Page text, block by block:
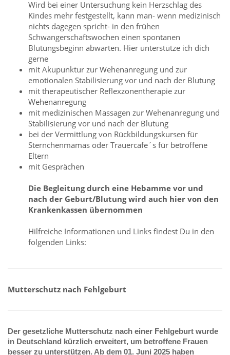
Wird bei einer Untersuchung kein Herzschlag des
Kindes mehr festgestellt, kann man- wenn medizinisch
nichts dagegen spricht- in den frühen
Schwangerschaftswochen einen spontanen
Blutungsbeginn abwarten. Hier unterstütze ich dich
gerne
mit Akupunktur zur Wehenanregung und zur
emotionalen Stabilisierung vor und nach der Blutung
mit therapeutischer Reflexzonentherapie zur
Wehenanregung
mit medizinischen Massagen zur Wehenanregung und
Stabilisierung vor und nach der Blutung
bei der Vermittlung von Rückbildungskursen für
Sternchenmamas oder Trauercafe´s für betroffene
Eltern
mit Gesprächen
Die Begleitung durch eine Hebamme vor und
nach der Geburt/Blutung wird auch hier von den
Krankenkassen übernommen
Hilfreiche Informationen und Links findest Du in den
folgenden Links:
Mutterschutz nach Fehlgeburt
Der gesetzliche Mutterschutz nach einer Fehlgeburt wurde
in Deutschland kürzlich erweitert, um betroffene Frauen
besser zu unterstützen. Ab dem 01. Juni 2025 haben